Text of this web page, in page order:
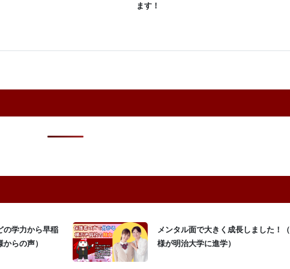
ます！
の学力から早稲
らの声）
メンタル面で大きく成長しました！
様が明治大学に進学）